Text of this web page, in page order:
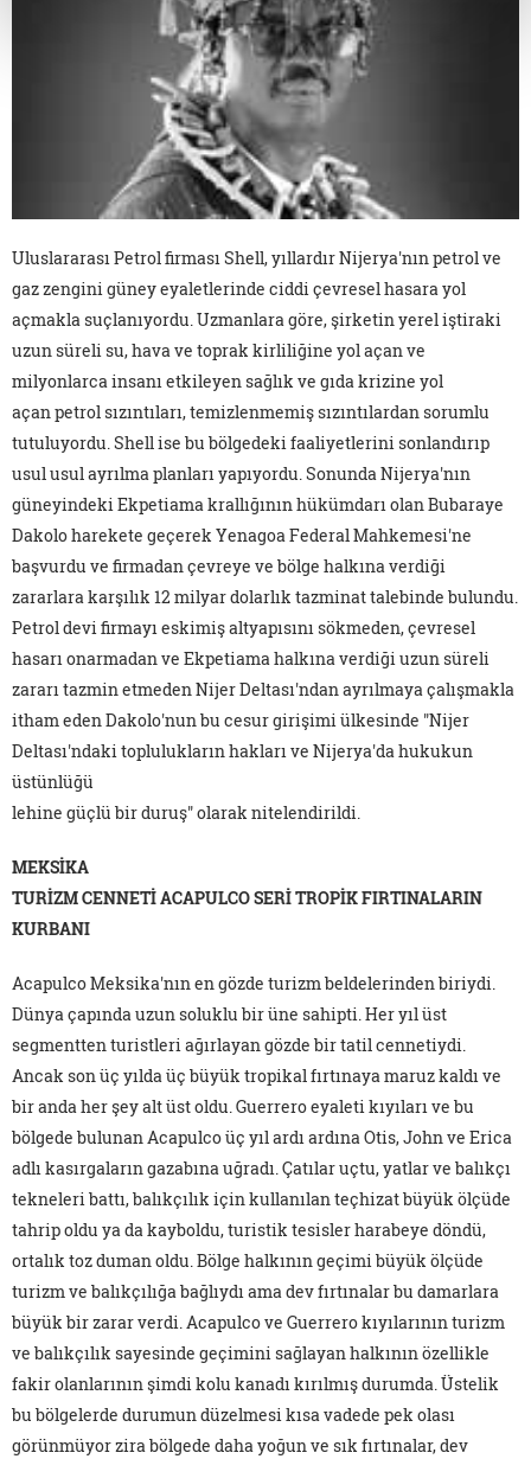
Uluslararası Petrol firması Shell, yıllardır Nijerya'nın petrol ve
gaz zengini güney eyaletlerinde ciddi çevresel hasara yol
açmakla suçlanıyordu. Uzmanlara göre, şirketin yerel iştiraki
uzun süreli su, hava ve toprak kirliliğine yol açan ve
milyonlarca insanı etkileyen sağlık ve gıda krizine yol
açan petrol sızıntıları, temizlenmemiş sızıntılardan sorumlu
tutuluyordu. Shell ise bu bölgedeki faaliyetlerini sonlandırıp
usul usul ayrılma planları yapıyordu. Sonunda Nijerya'nın
güneyindeki Ekpetiama krallığının hükümdarı olan Bubaraye
Dakolo harekete geçerek Yenagoa Federal Mahkemesi'ne
başvurdu ve firmadan çevreye ve bölge halkına verdiği
zararlara karşılık 12 milyar dolarlık tazminat talebinde bulundu.
Petrol devi firmayı eskimiş altyapısını sökmeden, çevresel
hasarı onarmadan ve Ekpetiama halkına verdiği uzun süreli
zararı tazmin etmeden Nijer Deltası'ndan ayrılmaya çalışmakla
itham eden Dakolo'nun bu cesur girişimi ülkesinde "Nijer
Deltası'ndaki toplulukların hakları ve Nijerya'da hukukun
üstünlüğü
lehine güçlü bir duruş" olarak nitelendirildi.
MEKSİKA
TURİZM CENNETİ ACAPULCO SERİ TROPİK FIRTINALARIN
KURBANI
Acapulco Meksika'nın en gözde turizm beldelerinden biriydi.
Dünya çapında uzun soluklu bir üne sahipti. Her yıl üst
segmentten turistleri ağırlayan gözde bir tatil cennetiydi.
Ancak son üç yılda üç büyük tropikal fırtınaya maruz kaldı ve
bir anda her şey alt üst oldu. Guerrero eyaleti kıyıları ve bu
bölgede bulunan Acapulco üç yıl ardı ardına Otis, John ve Erica
adlı kasırgaların gazabına uğradı. Çatılar uçtu, yatlar ve balıkçı
tekneleri battı, balıkçılık için kullanılan teçhizat büyük ölçüde
tahrip oldu ya da kayboldu, turistik tesisler harabeye döndü,
ortalık toz duman oldu. Bölge halkının geçimi büyük ölçüde
turizm ve balıkçılığa bağlıydı ama dev fırtınalar bu damarlara
büyük bir zarar verdi. Acapulco ve Guerrero kıyılarının turizm
ve balıkçılık sayesinde geçimini sağlayan halkının özellikle
fakir olanlarının şimdi kolu kanadı kırılmış durumda. Üstelik
bu bölgelerde durumun düzelmesi kısa vadede pek olası
görünmüyor zira bölgede daha yoğun ve sık fırtınalar, dev